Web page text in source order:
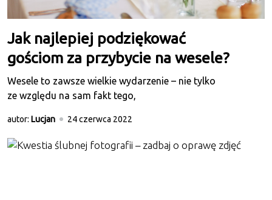
Jak najlepiej podziękować
gościom za przybycie na wesele?
Wesele to zawsze wielkie wydarzenie – nie tylko
ze względu na sam fakt tego,
autor: Lucjan 24 czerwca 2022